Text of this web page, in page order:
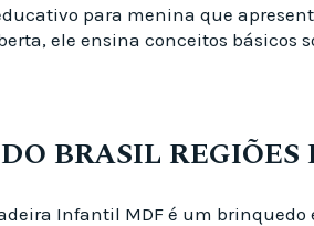
para menina que
ele ensina conceitos básicos
BRASIL
Infantil MDF é um